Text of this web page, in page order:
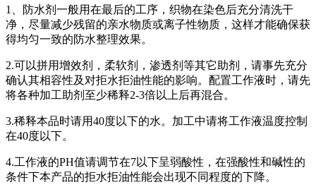
1
、防水剂一般用在最后的工序，织物在染色后充分清洗干
净，尽量减少残留的亲水物质或离子性物质，这样才能确保获
得均匀一致的防水整理效果。
2.可以拼用增效剂，柔软剂，渗透剂等其它助剂，请事先充分
确认其相容性及对拒水拒油性能的影响。配置工作液时，请先
将各种加工助剂至少稀释2-3倍以上后再混合。
3.稀释本品时请用40度以下的水。加工中请将工作液温度控制
在40度以下。
4.工作液的PH值请调节在7以下呈弱酸性，在强酸性和碱性的
条件下本产品的拒水拒油性能会出现不同程度的下降。